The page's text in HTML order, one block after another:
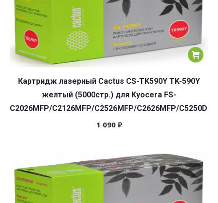
Картридж лазерный Cactus CS-TK590Y TK-590Y
желтый (5000стр.) для Kyocera FS-
C2026MFP/C2126MFP/C2526MFP/C2626MFP/C5250DN
1 090 ₽